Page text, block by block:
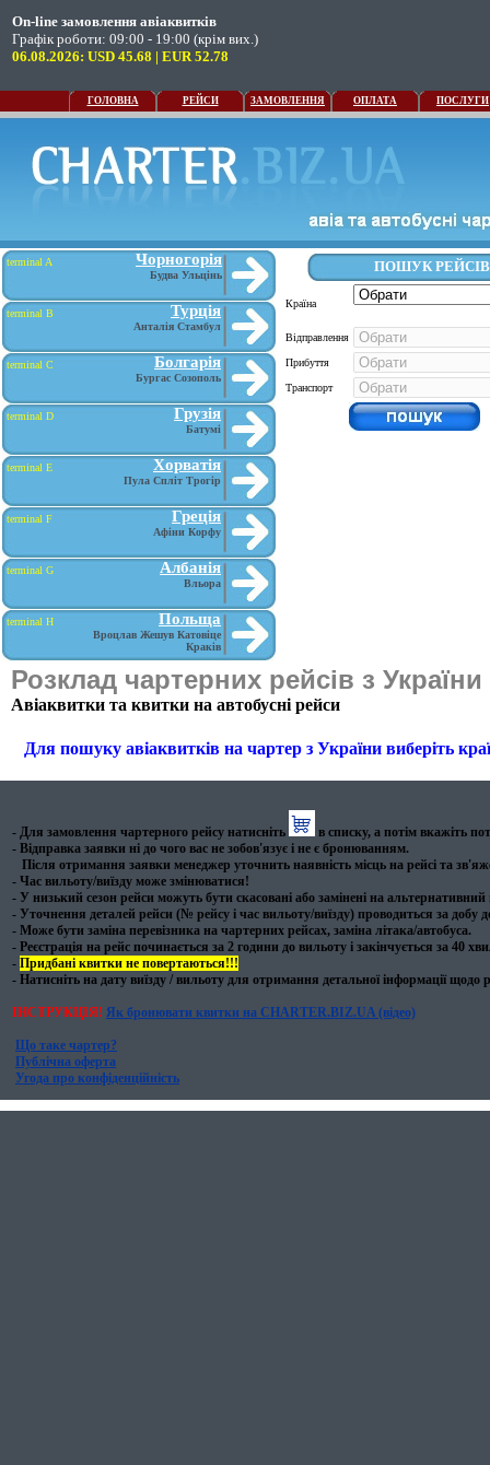
On-line замовлення авіаквитків
Графік роботи: 09:00 - 19:00 (крім вих.)
06.08.2026: USD 45.68 | EUR 52.78
ГОЛОВНА РЕЙСИ ЗАМОВЛЕННЯ ОПЛАТА ПОСЛУГИ
terminal A Чорногорія
Будва Ульцінь
terminal B Турція
Анталія Стамбул
terminal C Болгарія
Бургас Созополь
terminal D Грузія
Батумі
terminal E Хорватія
Пула Спліт Трогір
terminal F Греція
Афіни Корфу
terminal G Албанія
Вльора
terminal H Польща
Вроцлав Жешув Катовіце
Краків
Розклад чартерних рейсів з України
Авіаквитки та квитки на автобусні рейси
Для пошуку авіаквитків на чартер з України виберіть
- Для замовлення чартерного рейсу натисніть
в списку, а потім вкажіть
- Відправка заявки ні до чого вас не зобов'язує і не є бронюванням.
Після отримання заявки менеджер уточнить наявність місць на рейсі та
- Час вильоту/виїзду може змінюватися!
- У низький сезон рейси можуть бути скасовані або замінені на альтернативний
- Уточнення деталей рейси (№ рейсу і час вильоту/виїзду) проводиться за добу
- Може бути заміна перевізника на чартерних рейсах, заміна літака/автобуса.
- Реєстрація на рейс починається за 2 години до вильоту і закінчується за 40
- Придбані квитки не повертаються!!!
- Натисніть на дату виїзду / вильоту для отримання детальної інформації щодо
ІНСТРУКЦІЯ! Як бронювати квитки на CHARTER.BIZ.UA (відео)
Що таке чартер?
Публічна оферта
Угода про конфіденційність